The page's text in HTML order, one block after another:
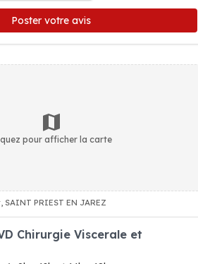
Poster votre avis
pour afficher la carte
PRIEST EN JAREZ
Chirurgie Viscerale et